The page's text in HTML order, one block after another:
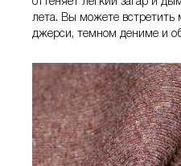
лета. Вы можете встретить
джерси, темном дениме и